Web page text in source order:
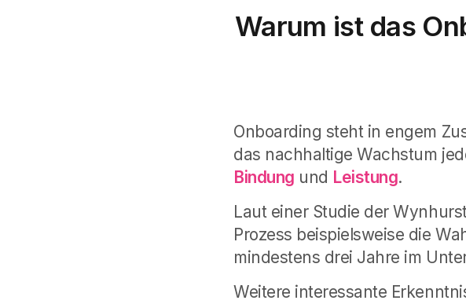
Warum ist das
Onboarding steht in engem
das nachhaltige Wachstum
Bindung und Leistung.
Laut einer Studie der
Prozess beispielsweise die
mindestens drei Jahre im
Weitere interessante